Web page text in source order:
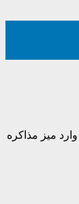
میز مذاکره